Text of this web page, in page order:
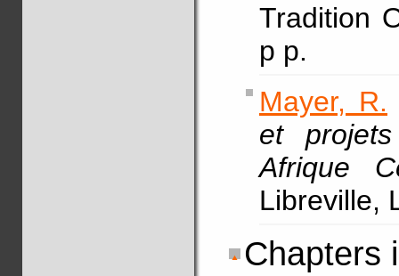
Tradition
p p.
Mayer, R.
et
Afrique
Libreville,
Chapters